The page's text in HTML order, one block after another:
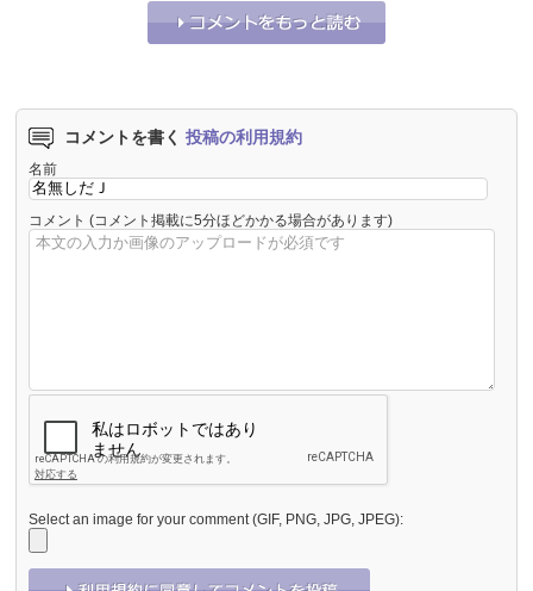
0 うーん… 0
コメントを書く 投稿の利用規約
名前
コメント (コメント掲載に5分ほどかかる場合があります)
Select an image for your comment (GIF, PNG, JPG, JPEG):